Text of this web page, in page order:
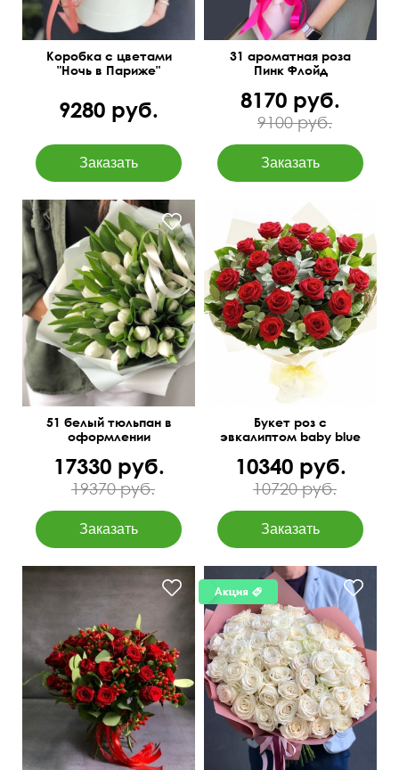
Коробка с цветами
"Ночь в Париже"
9280 руб.
31 ароматная роза
Пинк Флойд
8170 руб.
9100 руб.
51 белый тюльпан в
оформлении
17330 руб.
19370 руб.
Упаковка фетр
50 см
50 см
Букет роз с
эвкалиптом baby blue
10340 руб.
10720 руб.
Бесплатная доставка
цветов
50 см 60 см